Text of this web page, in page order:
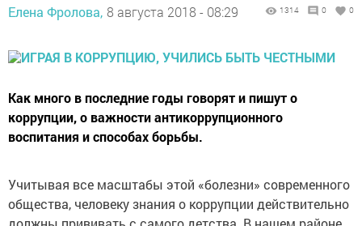
Елена Фролова, 8 августа 2018 - 08:29 1314 0 0
Как много в последние годы говорят и пишут о
коррупции, о важности антикоррупционного
воспитания и способах борьбы.
Учитывая все масштабы этой «болезни» современного
общества, человеку знания о коррупции действительно